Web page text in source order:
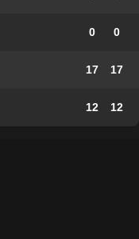
0 0
17 17
12 12